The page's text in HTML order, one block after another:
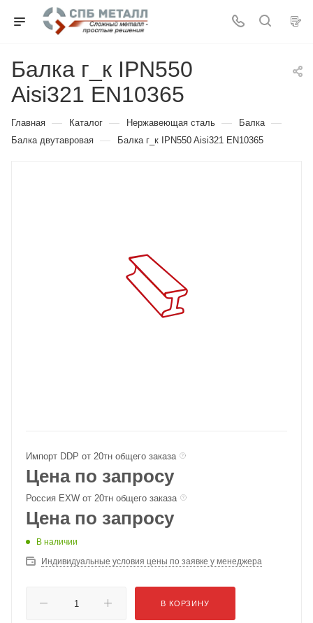
Балка г_к IPN550
Aisi321 EN10365
Главная — Каталог — Нержавеющая сталь — Балка —
Балка двутавровая — Балка г_к IPN550 Aisi321 EN10365
Импорт DDP от 20тн общего заказа
Цена по запросу
Россия EXW от 20тн общего заказа
Цена по запросу
В наличии
Индивидуальные условия цены по заявке у менеджера
В КОРЗИНУ